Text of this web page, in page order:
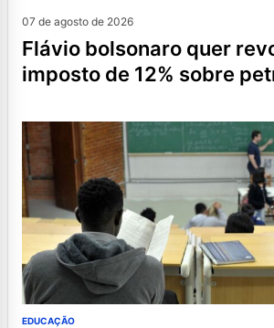
07 de agosto de 2026
flávio bolsonaro quer revogar
imposto de 12% sobre
EDUCAÇÃO